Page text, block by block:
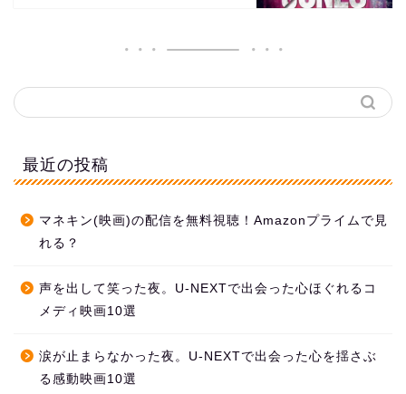
最近の投稿
マネキン(映画)の配信を無料視聴！Amazonプライムで見
れる？
声を出して笑った夜。U-NEXTで出会った心ほぐれるコ
メディ映画10選
涙が止まらなかった夜。U-NEXTで出会った心を揺さぶ
る感動映画10選